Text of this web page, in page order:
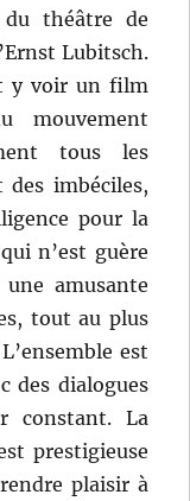
théâtre de
Lubitsch.
y voir un film
mouvement
tous les
imbéciles,
pour la
n’est guère
amusante
tout au plus
est
des dialogues
constant. La
prestigieuse
plaisir à